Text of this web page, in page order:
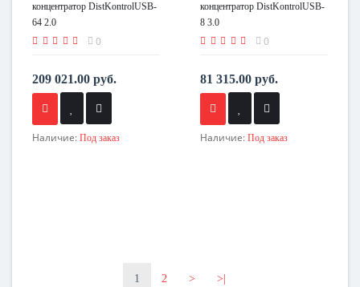
концентратор DistKontrolUSB-
64 2.0
0
209 021.00 руб.
Наличие: Под заказ
концентратор DistKontrolUSB-
8 3.0
0
81 315.00 руб.
Наличие: Под заказ
1 2 > >|